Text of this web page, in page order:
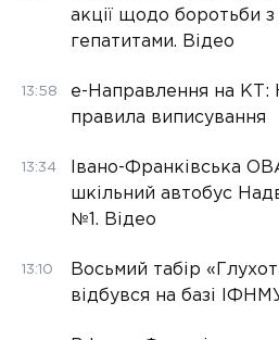
акції щодо боротьби з
гепатитами. Відео
13:58
е-Направлення на КТ:
правила виписування
13:34
Івано-Франківська
шкільний автобус
№1. Відео
13:10
Восьмий табір
відбувся на базі